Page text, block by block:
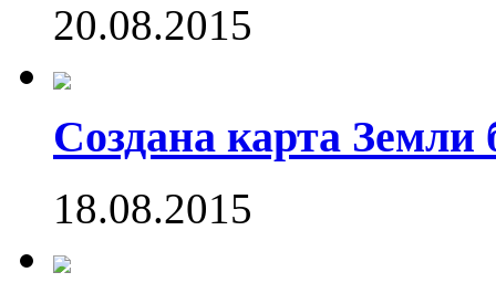
20.08.2015
Создана карта Земли
18.08.2015